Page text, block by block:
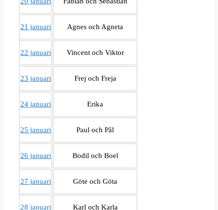
21 januari Agnes och Agneta
22 januari Vincent och Viktor
23 januari Frej och Freja
24 januari Erika
25 januari Paul och Pål
26 januari Bodil och Boel
27 januari Göte och Göta
28 januari Karl och Karla